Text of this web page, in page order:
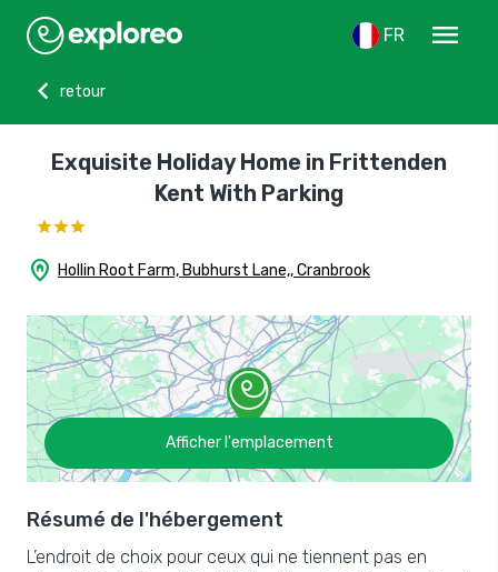
FR
menu
chevron_left
retour
Exquisite Holiday Home in Frittenden
Kent With Parking
home_pin Hollin Root Farm, Bubhurst Lane,, Cranbrook
Afficher l'emplacement
Résumé de l'hébergement
L’endroit de choix pour ceux qui ne tiennent pas en